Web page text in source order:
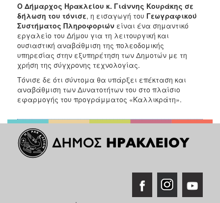
Ο Δήμαρχος Ηρακλείου κ. Γιάννης Κουράκης σε
δήλωση του τόνισε, η εισαγωγή του Γεωγραφικού
Συστήματος Πληροφοριών είναι ένα σημαντικό
εργαλείο του Δήμου για τη λειτουργική και
ουσιαστική αναβάθμιση της πολεοδομικής
υπηρεσίας στην εξυπηρέτηση των Δημοτών με τη
χρήση της σύγχρονης τεχνολογίας.
Τόνισε δε ότι σύντομα θα υπάρξει επέκταση και
αναβάθμιση των Δυνατοτήτων του στο πλαίσιο
εφαρμογής του προγράμματος «Καλλικράτη».